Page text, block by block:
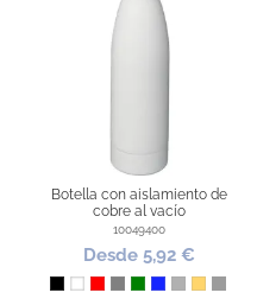
Botella con aislamiento de
cobre al vacío
10049400
Desde 5,92 €
NegroBlanco
RojoGrisVerdeAzul Royal
PlataDoradoTitanio